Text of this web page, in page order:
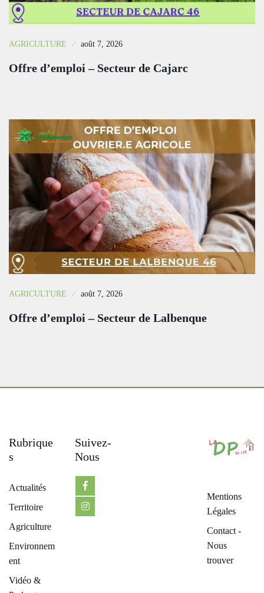
AGRICULTURE août 7, 2026
Offre d’emploi – Secteur de Cajarc
AGRICULTURE août 7, 2026
Offre d’emploi – Secteur de Lalbenque
Rubrique
S
Actualités
Territoire
Agriculture
Environnem
ent
Vidéo &
Suivez-
Nous
Mentions
Légales
Contact -
Nous
trouver